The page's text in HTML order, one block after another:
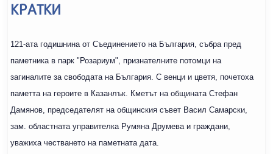
КРАТКИ
121-ата годишнина от Съединението на България, събра пред
паметника в парк "Розариум", признателните потомци на
загиналите за свободата на България. С венци и цветя, почетоха
паметта на героите в Казанлък. Кметът на общината Стефан
Дамянов, председателят на общинския съвет Васил Самарски,
зам. областната управителка Румяна Друмева и граждани,
уважиха честването на паметната дата.